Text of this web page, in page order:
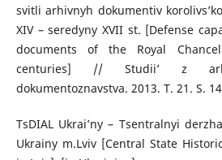
svitli arhivnyh dokumentiv
XIV – seredyny XVII st. [Defense
documents of the Royal
centuries] // Studii’ z
dokumentoznavstva. 2013. T. 21. S.
TsDIAL Ukrai’ny – Tsentralnyi
Ukrainy m.Lviv [Central State